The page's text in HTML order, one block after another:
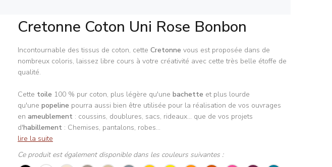
Cretonne Coton Uni Rose Bonbon
Incontournable des tissus de coton, cette Cretonne vous est proposée dans de
nombreux coloris, laissez libre cours à votre créativité avec cette très belle étoffe de
qualité.
Cette toile 100 % pur coton, plus légère qu'une bachette et plus lourde
qu'une popeline pourra aussi bien être utilisée pour la réalisation de vos ouvrages
en ameublement : coussins, doublures, sacs, rideaux... que de vos projets
d'habillement : Chemises, pantalons, robes...
lire la suite
Ce produit est également disponible dans les couleurs suivantes :